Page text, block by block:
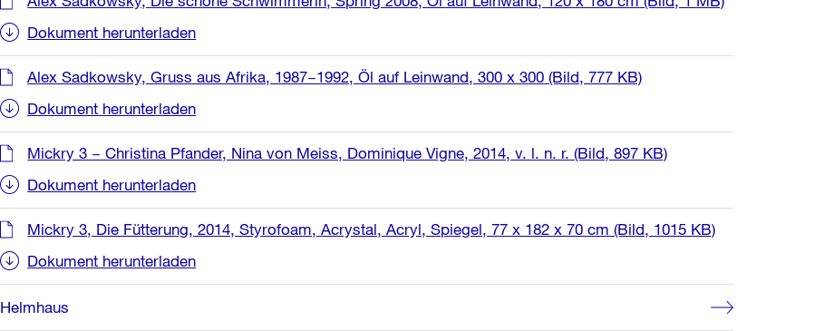
Dokument herunterladen
Alex Sadkowsky, Gruss aus Afrika, 1987−1992, Öl auf Leinwand, 300 x 300 (Bild, 777 KB)
Dokument herunterladen
Mickry 3 − Christina Pfander, Nina von Meiss, Dominique Vigne, 2014, v. l. n. r. (Bild, 897 KB)
Dokument herunterladen
Mickry 3, Die Fütterung, 2014, Styrofoam, Acrystal, Acryl, Spiegel, 77 x 182 x 70 cm (Bild, 1015 KB)
Dokument herunterladen
Helmhaus